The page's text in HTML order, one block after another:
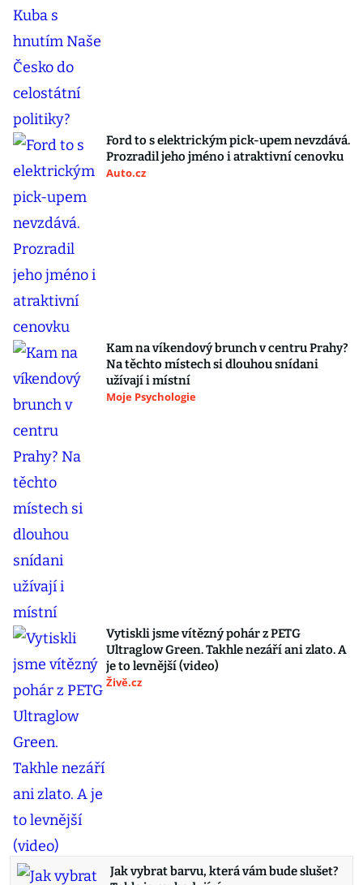
Ford to s elektrickým pick-upem nevzdává.
Prozradil jeho jméno i atraktivní cenovku
Auto.cz
Kam na víkendový brunch v centru Prahy?
Na těchto místech si dlouhou snídani
užívají i místní
Moje Psychologie
Vytiskli jsme vítězný pohár z PETG
Ultraglow Green. Takhle nezáří ani zlato. A
je to levnější (video)
Živě.cz
Jak vybrat barvu, která vám bude slušet?